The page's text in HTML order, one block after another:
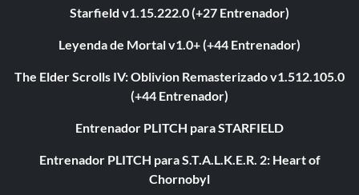
Starfield v1.15.222.0 (+27 Entrenador)
Leyenda de Mortal v1.0+ (+44 Entrenador)
The Elder Scrolls IV: Oblivion Remasterizado v1.512.105.0
(+44 Entrenador)
Entrenador PLITCH para STARFIELD
Entrenador PLITCH para S.T.A.L.K.E.R. 2: Heart of
Chornobyl